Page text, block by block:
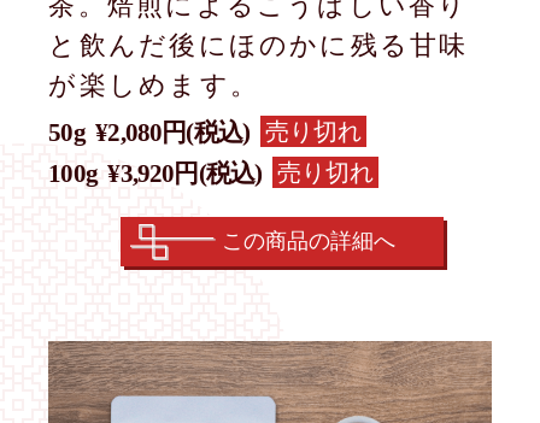
と飲んだ後にほのかに残る甘味
が楽しめます。
50g ¥2,080円(税込) 売り切れ
100g ¥3,920円(税込) 売り切れ
この商品の詳細へ